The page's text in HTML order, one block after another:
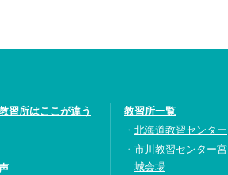
習所はここが違う
教習所一覧
北海道教習センター
市川教習センター宮
城会場